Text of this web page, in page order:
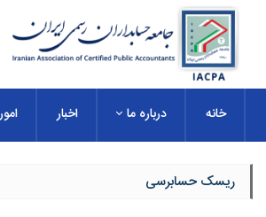
خانه درباره ما اخبار
ریسک حسابرسی